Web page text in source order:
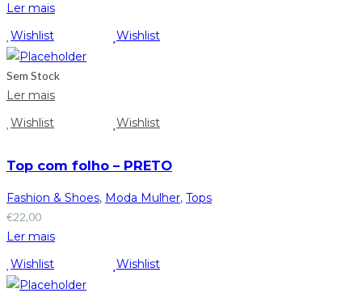
Ler mais
Wishlist
Wishlist
Sem Stock
Ler mais
Wishlist
Wishlist
Top com folho – PRETO
Fashion & Shoes, Moda Mulher, Tops
€22,00
Ler mais
Wishlist
Wishlist